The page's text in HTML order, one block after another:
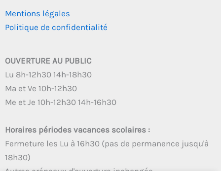
Mentions légales
Politique de confidentialité
OUVERTURE AU PUBLIC
Lu 8h-12h30 14h-18h30
Ma et Ve 10h-12h30
Me et Je 10h-12h30 14h-16h30
Horaires périodes vacances scolaires :
Fermeture les Lu à 16h30 (pas de permanence jusqu'à
18h30)